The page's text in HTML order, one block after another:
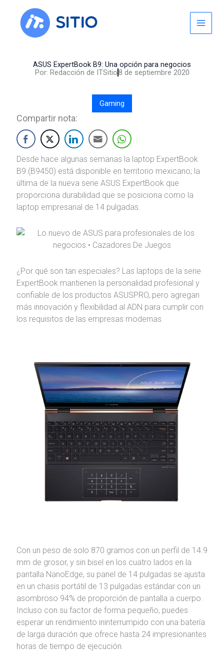
content
ASUS ExpertBook B9: Una opción para negocios
Por: Redacción de ITSitio8 de septiembre 2020
Gaming
Compartir nota:
Desde hace algunas semanas la laptop ExpertBook
B9 (B9450) está disponible en territorio mexicano; la
última de la nueva serie ASUS ExpertBook que
proporciona durabilidad que se posiciona como la
laptop empresarial de 14 pulgadas.
¿Por qué son tan especiales? Las laptops de la serie
ExpertBook mantienen la personalidad profesional y
confiable de los productos ASUSPRO, pero agregan
más innovación y flexibilidad al ADN para cumplir con
los requisitos de las empresas modernas.
Con un peso de solo 870 gramos con un perfil de 14.9
mm de grosor, y sin bisel en los cuatro lados en la
pantalla NanoEdge, su panel de 14 pulgadas se ajusta
en un chasis portátil de 13 pulgadas estándar con un
asombroso 94% de proporción de pantalla a cuerpo.
Incluso con su factor de forma pequeño, puedes
esperar un rendimiento ininterrumpido con una batería
de larga duración que ofrece hasta 24 impresionantes
horas de tiempo de ejecución.